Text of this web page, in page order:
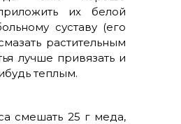
их белой
суставу (его
растительным
лучше привязать и
теплым.
смешать 25 г меда,